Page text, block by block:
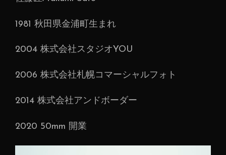
ン
1981 秋田県金浦町生まれ
2004 株式会社スタジオYOU
2006 株式会社札幌コマーシャルフォト
2014 株式会社アンドボーダー
2020 50mm 開業